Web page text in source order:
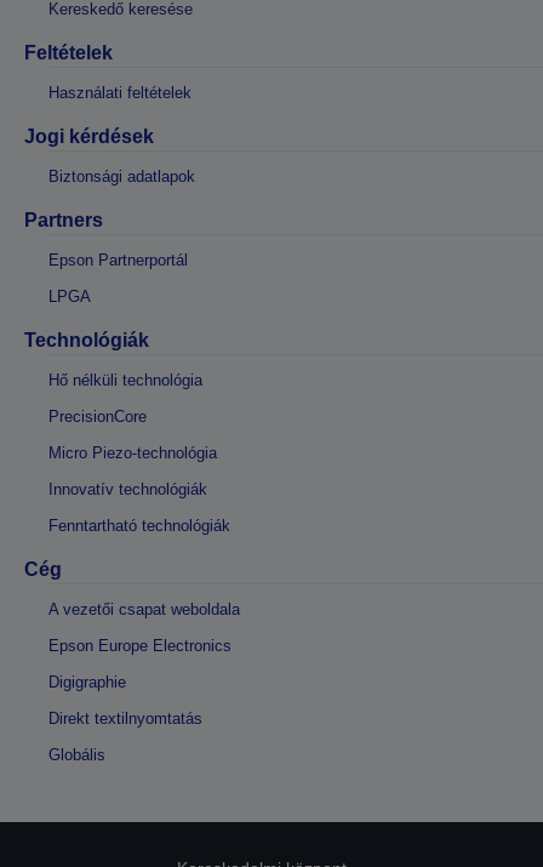
Kereskedő keresése
Feltételek
Használati feltételek
Jogi kérdések
Biztonsági adatlapok
Partners
Epson Partnerportál
LPGA
Technológiák
Hő nélküli technológia
PrecisionCore
Micro Piezo-technológia
Innovatív technológiák
Fenntartható technológiák
Cég
A vezetői csapat weboldala
Epson Europe Electronics
Digigraphie
Direkt textilnyomtatás
Globális